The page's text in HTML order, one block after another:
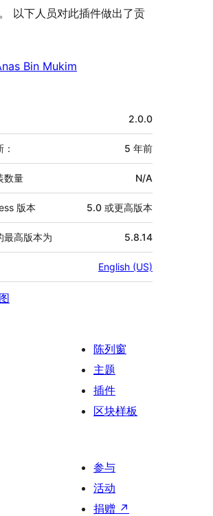
以下人员对此插件做出了贡
Bin Mukim
2.0.0
5 年前
数量 N/A
版本 5.0 或更高版本
最高版本为 5.8.14
English (US)
陈列窗
主题
插件
区块样板
参与
活动
捐赠 ↗